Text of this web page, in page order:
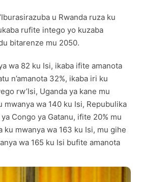
u Rwanda ruza ku
rufite intego yo kuzaba
bitarenze mu 2050.
wa 82 ku Isi, ikaba ifite amanota
n’amanota 32%, ikaba iri ku
rw’Isi, Uganda ya kane mu
mwanya wa 140 ku Isi, Repubulika
Congo ya Gatanu, ifite 20% mu
ku mwanya wa 163 ku Isi, mu gihe
wa 165 ku Isi bufite amanota